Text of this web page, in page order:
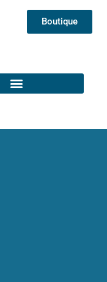
Boutique